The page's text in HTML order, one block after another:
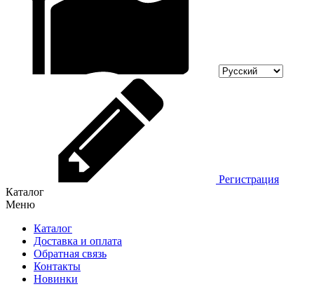
Регистрация
Каталог
Меню
Каталог
Доставка и оплата
Обратная связь
Контакты
Новинки